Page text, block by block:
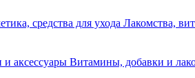
средства для ухода Лакомства,
и аксессуары Витамины, добавки и